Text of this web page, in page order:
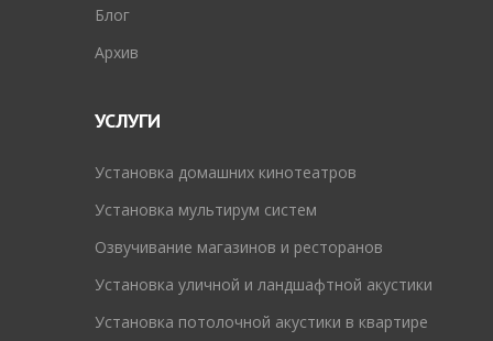
Блог
Архив
УСЛУГИ
Установка домашних кинотеатров
Установка мультирум систем
Озвучивание магазинов и ресторанов
Установка уличной и ландшафтной акустики
Установка потолочной акустики в квартире